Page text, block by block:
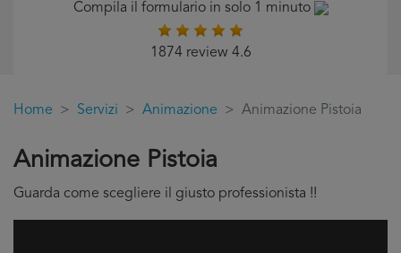
Compila il formulario in solo 1 minuto
1874 review 4.6
Home Servizi Animazione Animazione Pistoia
Animazione Pistoia
Guarda come scegliere il giusto professionista !!